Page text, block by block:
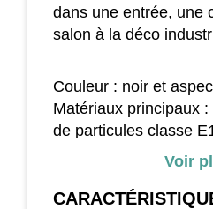
dans une entrée, une
salon à la déco
Couleur : noir et
Matériaux principaux
de particules classe
Dim. totales : 110L x
Dim. plateau : 110L x
Dim. panneau perforé
Voir